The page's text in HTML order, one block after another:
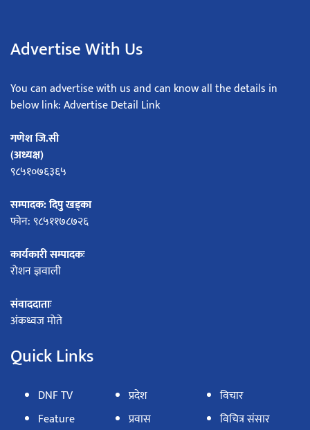
Advertise With Us
You can advertise with us and can know all the details in
below link: Advertise Detail Link
गणेश जि.सी
(अध्यक्ष)
९८५१०७६३६५
सम्पादक: दिपु खड्का
फोन: ९८५११७८७२६
कार्यकारी सम्पादकः
रोशन ज्ञवाली
संवाददाताः
अंकध्वज मोते
Quick Links
DNF TV
Feature
प्रदेश
प्रवास
विचार
विचित्र संसार